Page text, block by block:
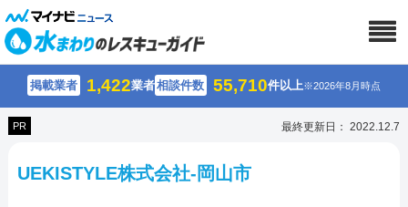
掲載業者 1,422業者相談件数 55,710件以上※2026年8月時点
PR 最終更新日： 2022.12.7
UEKISTYLE株式会社-岡山市